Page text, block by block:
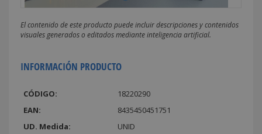
El contenido de este producto puede incluir descripciones y contenidos
visuales generados o editados mediante inteligencia artificial.
INFORMACIÓN PRODUCTO
CÓDIGO:
18220290
EAN:
8435450451751
UD. Medida:
UNID